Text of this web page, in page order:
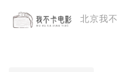
北京我